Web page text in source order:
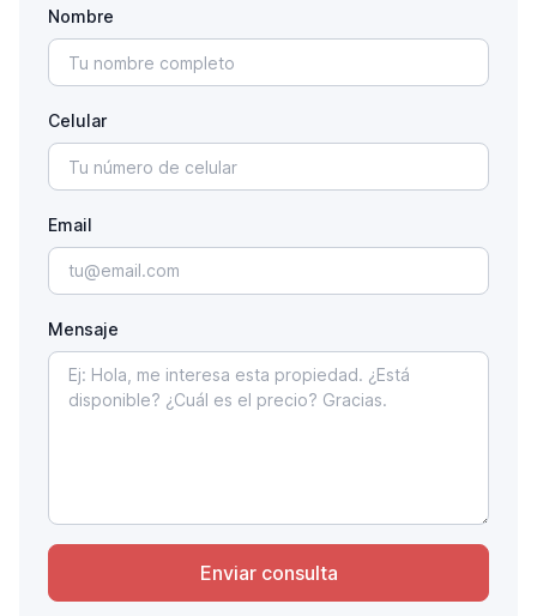
Nombre
Celular
Email
Mensaje
Enviar consulta